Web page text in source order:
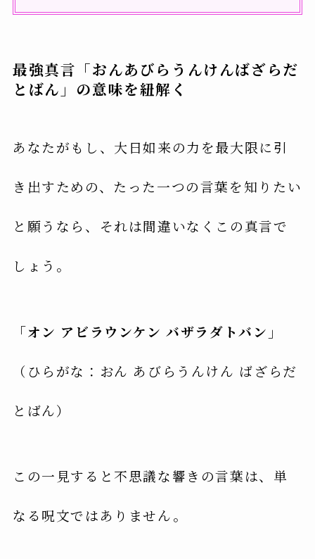
最強真言「おんあびらうんけんばざらだ
とばん」の意味を紐解く
あなたがもし、大日如来の力を最大限に引
き出すための、たった一つの言葉を知りたい
と願うなら、それは間違いなくこの真言で
しょう。
「オン アビラウンケン バザラダトバン」
（ひらがな：おん あびらうんけん ばざらだ
とばん）
この一見すると不思議な響きの言葉は、単
なる呪文ではありません。